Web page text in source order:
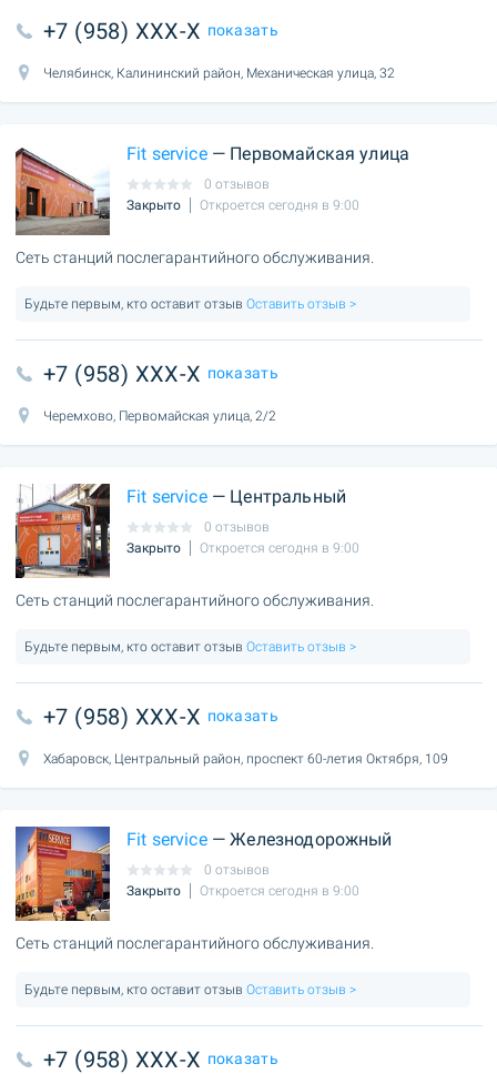
+7 (958) XXX-X показать
Челябинск, Калининский район, Механическая улица, 32
Fit service— Первомайская улица
0 отзывов
Закрыто
Откроется сегодня в 9:00
Сеть станций послегарантийного обслуживания.
Будьте первым, кто оставит отзыв Оставить отзыв >
+7 (958) XXX-X показать
Черемхово, Первомайская улица, 2/2
Fit service— Центральный
0 отзывов
Закрыто
Откроется сегодня в 9:00
Сеть станций послегарантийного обслуживания.
Будьте первым, кто оставит отзыв Оставить отзыв >
+7 (958) XXX-X показать
Хабаровск, Центральный район, проспект 60-летия Октября, 109
Fit service— Железнодорожный
0 отзывов
Закрыто
Откроется сегодня в 9:00
Сеть станций послегарантийного обслуживания.
Будьте первым, кто оставит отзыв Оставить отзыв >
+7 (958) XXX-X показать